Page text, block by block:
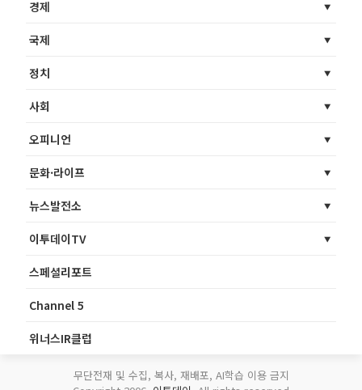
경제
국제
정치
사회
오피니언
문화·라이프
뉴스발전소
이투데이TV
스페셜리포트
Channel 5
위너스IR클럽
무단전재 및 수집, 복사, 재배포, AI학습 이용 금지